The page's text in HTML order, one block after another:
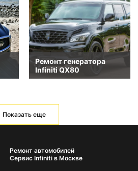
Ремонт генератора
Infiniti QX80
Показать еще
Ремонт автомобилей
Сервис Infiniti в Москве